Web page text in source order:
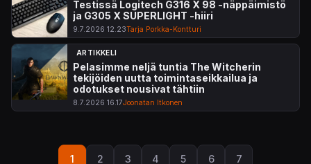
Testissä Logitech G316 X 98 -näppäimistö
ja G305 X SUPERLIGHT -hiiri
9.7.2026 12.23Tarja Porkka-Kontturi
ARTIKKELI
Pelasimme neljä tuntia The Witcherin
tekijöiden uutta toimintaseikkailua ja
odotukset nousivat tähtiin
8.7.2026 16.17Joonatan Itkonen
Sivutus
1 2 3 4 5 6 7